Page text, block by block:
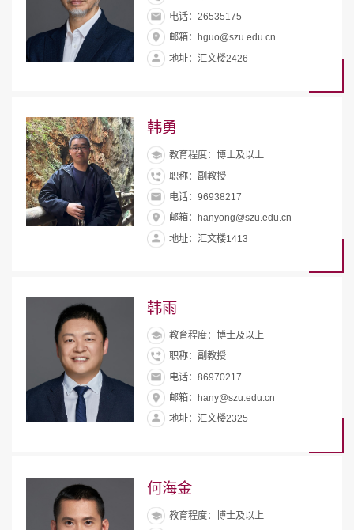
电话：26535175
邮箱：hguo@szu.edu.cn
地址：汇文楼2426
韩勇
教育程度：博士及以上
职称：副教授
电话：96938217
邮箱：hanyong@szu.edu.cn
地址：汇文楼1413
韩雨
教育程度：博士及以上
职称：副教授
电话：86970217
邮箱：hany@szu.edu.cn
地址：汇文楼2325
何海金
教育程度：博士及以上